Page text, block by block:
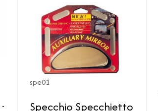
spe01
Specchio Specchietto